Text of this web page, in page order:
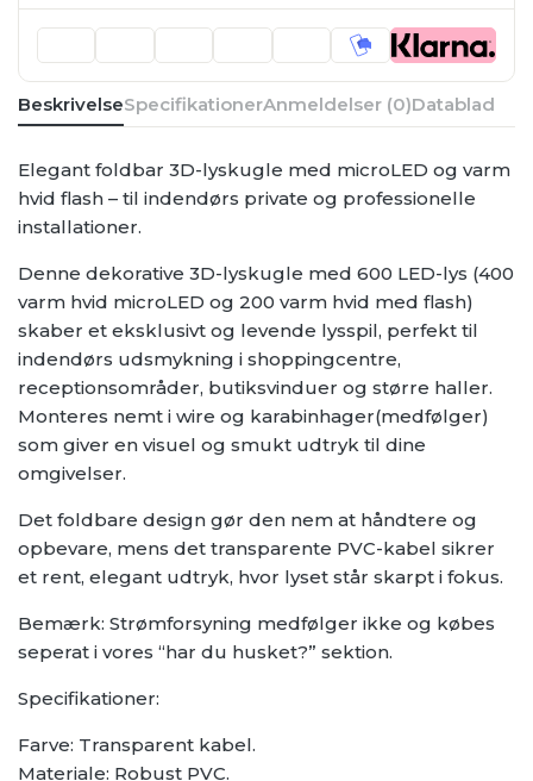
BeskrivelseSpecifikationerAnmeldelser (0)Datablad
Elegant foldbar 3D-lyskugle med microLED og varm
hvid flash – til indendørs private og professionelle
installationer.
Denne dekorative 3D-lyskugle med 600 LED-lys (400
varm hvid microLED og 200 varm hvid med flash)
skaber et eksklusivt og levende lysspil, perfekt til
indendørs udsmykning i shoppingcentre,
receptionsområder, butiksvinduer og større haller.
Monteres nemt i wire og karabinhager(medfølger)
som giver en visuel og smukt udtryk til dine
omgivelser.
Det foldbare design gør den nem at håndtere og
opbevare, mens det transparente PVC-kabel sikrer
et rent, elegant udtryk, hvor lyset står skarpt i fokus.
Bemærk: Strømforsyning medfølger ikke og købes
seperat i vores “har du husket?” sektion.
Specifikationer:
Farve: Transparent kabel.
Materiale: Robust PVC.